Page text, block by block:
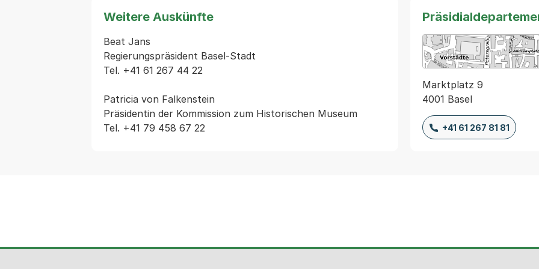
Weitere Auskünfte
Beat Jans
Regierungspräsident Basel-Stadt
Tel. +41 61 267 44 22
Patricia von Falkenstein
Präsidentin der Kommission zum Historischen Museum
Marktplatz 9
4001 Basel
+41 61 267 81 81